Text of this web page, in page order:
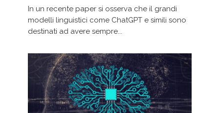
In un recente paper si osserva che il grandi
modelli linguistici come ChatGPT e simili sono
destinati ad avere sempre...